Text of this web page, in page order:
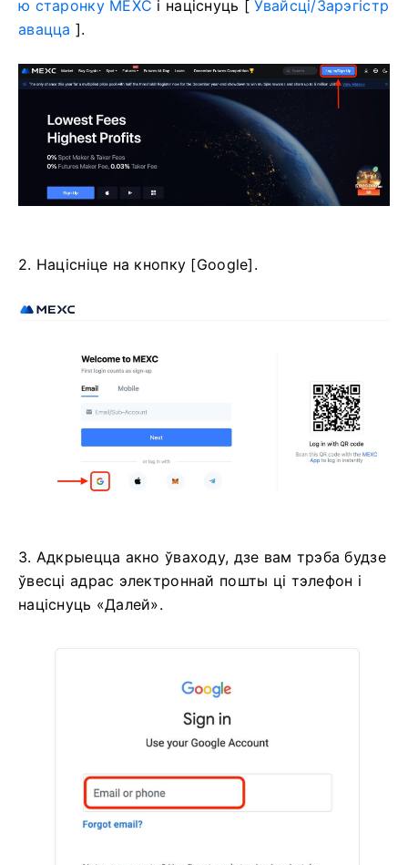
ю старонку MEXC і націснуць [Увайсці/Зарэгістр
авацца ].
2. Націсніце на кнопку [Google].
3. Адкрыецца акно ўваходу, дзе вам трэба будзе
ўвесці адрас электроннай пошты ці тэлефон і
націснуць «Далей».